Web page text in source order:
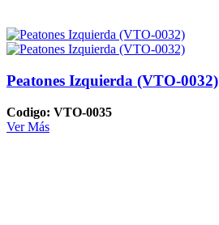
Peatones Izquierda (VTO-0032)
Codigo: VTO-0035
Ver Más